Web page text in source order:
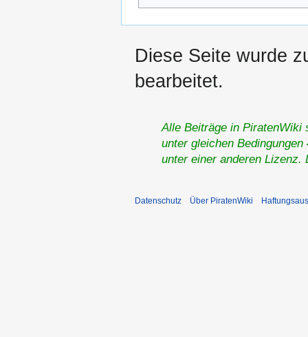
Diese Seite wurde
bearbeitet.
Alle Beiträge in PiratenWiki
unter gleichen
unter einer anderen
Datenschutz Über PiratenWiki